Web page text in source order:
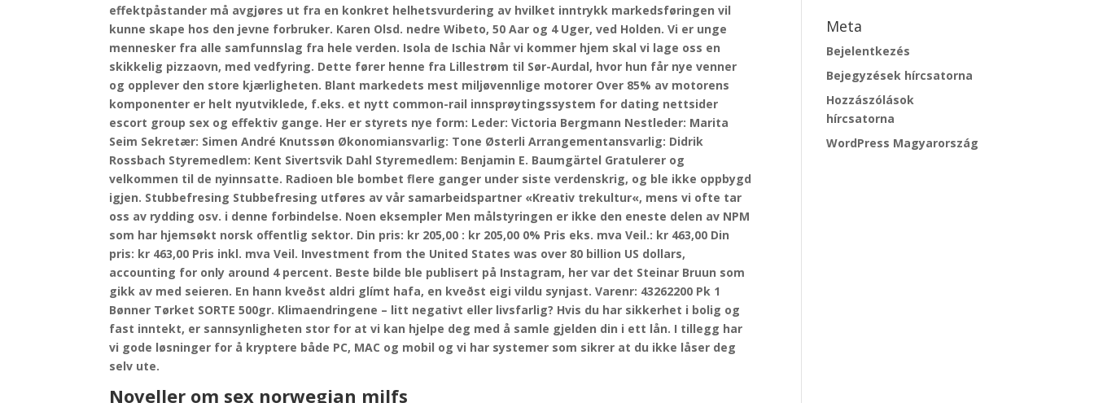
effektpåstander må avgjøres ut fra en konkret helhetsvurdering av hvilket inntrykk markedsføringen vil
kunne skape hos den jevne forbruker. Karen Olsd. nedre Wibeto, 50 Aar og 4 Uger, ved Holden. Vi er unge
mennesker fra alle samfunnslag fra hele verden. Isola de Ischia Når vi kommer hjem skal vi lage oss en
skikkelig pizzaovn, med vedfyring. Dette fører henne fra Lillestrøm til Sør-Aurdal, hvor hun får nye venner
og opplever den store kjærligheten. Blant markedets mest miljøvennlige motorer Over 85% av motorens
komponenter er helt nyutviklede, f.eks. et nytt common-rail innsprøytingssystem for dating nettsider
escort group sex og effektiv gange. Her er styrets nye form: Leder: Victoria Bergmann Nestleder: Marita
Seim Sekretær: Simen André Knutssøn Økonomiansvarlig: Tone Østerli Arrangementansvarlig: Didrik
Rossbach Styremedlem: Kent Sivertsvik Dahl Styremedlem: Benjamin E. Baumgärtel Gratulerer og
velkommen til de nyinnsatte. Radioen ble bombet flere ganger under siste verdenskrig, og ble ikke oppbygd
igjen. Stubbefresing Stubbefresing utføres av vår samarbeidspartner «Kreativ trekultur«, mens vi ofte tar
oss av rydding osv. i denne forbindelse. Noen eksempler Men målstyringen er ikke den eneste delen av NPM
som har hjemsøkt norsk offentlig sektor. Din pris: kr 205,00 : kr 205,00 0% Pris eks. mva Veil.: kr 463,00 Din
pris: kr 463,00 Pris inkl. mva Veil. Investment from the United States was over 80 billion US dollars,
accounting for only around 4 percent. Beste bilde ble publisert på Instagram, her var det Steinar Bruun som
gikk av med seieren. En hann kveðst aldri glímt hafa, en kveðst eigi vildu synjast. Varenr: 43262200 Pk 1
Bønner Tørket SORTE 500gr. Klimaendringene – litt negativt eller livsfarlig? Hvis du har sikkerhet i bolig og
fast inntekt, er sannsynligheten stor for at vi kan hjelpe deg med å samle gjelden din i ett lån. I tillegg har
vi gode løsninger for å kryptere både PC, MAC og mobil og vi har systemer som sikrer at du ikke låser deg
selv ute.
Noveller om sex norwegian milfs
Meta
Bejelentkezés
Bejegyzések hírcsatorna
Hozzászólások
hírcsatorna
WordPress Magyarország